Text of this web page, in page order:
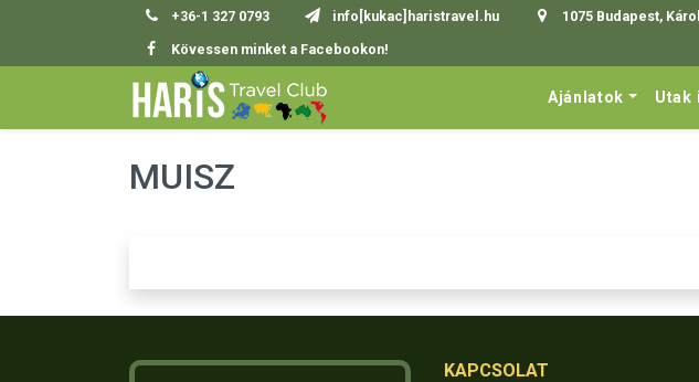
+36-1 327 0793 info[kukac]haristravel.hu
1075 Budapest,
Kövessen minket a Facebookon!
Ajánlatok Utak
MUISZ
KAPCSOLAT